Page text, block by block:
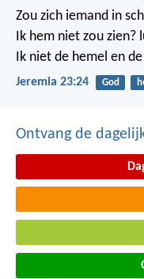
Zou zich iemand in
Ik hem niet zou zien?
Ik niet de hemel en
Jeremia 23:24 God
Ontvang de